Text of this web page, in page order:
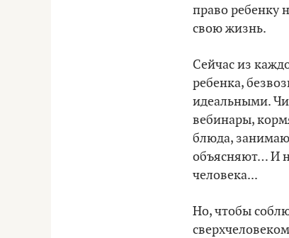
право ребенку
свою жизнь.
Сейчас из
ребенка,
идеальными.
вебинары,
блюда,
объясняют… И
человека...
Но, чтобы